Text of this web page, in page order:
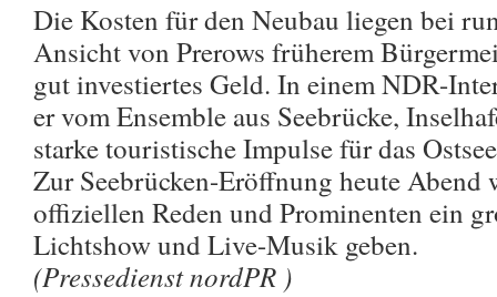
Die Kosten für den Neubau liegen bei
Ansicht von Prerows früherem
gut investiertes Geld. In einem NDR-
er vom Ensemble aus Seebrücke,
starke touristische Impulse für das
Zur Seebrücken-Eröffnung heute Abend
offiziellen Reden und Prominenten ein
Lichtshow und Live-Musik geben.
(Pressedienst nordPR )